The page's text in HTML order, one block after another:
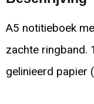
A5 notitieboek
zachte ringband.
gelinieerd papier